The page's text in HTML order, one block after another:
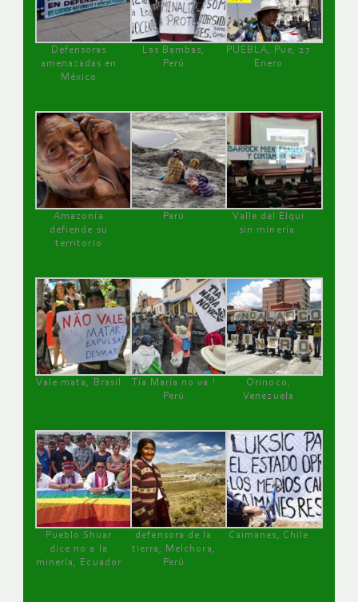
Defensoras
amenazadas en
México
Las Bambas,
Perú
PUEBLA, Pue, 27
Enero
Amazonía
defiende su
territorio
Perú
Valle del Elqui
sin minería.
Vale mata, Brasil
Tía María no va !
Perú
Orinoco,
Venezuela
Pueblo Shuar
dice no a la
minería, Ecuador
defensora de la
tierra, Melchora,
Perú
Caimanes, Chile